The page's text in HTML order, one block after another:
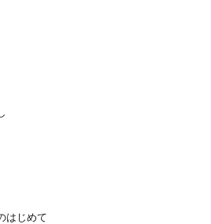
はじめて